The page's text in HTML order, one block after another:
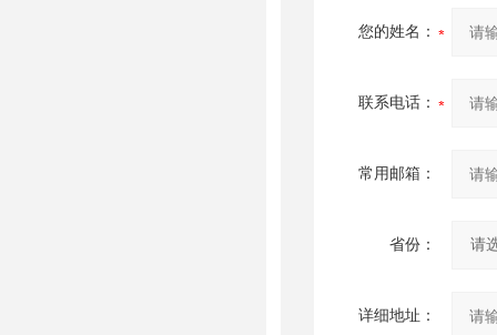
您的姓名：
联系电话：
常用邮箱：
省份：
详细地址：